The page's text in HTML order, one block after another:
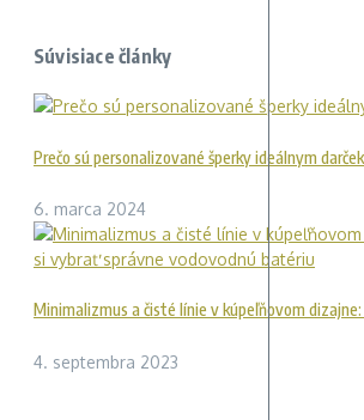
Súvisiace články
Prečo sú personalizované šperky ideálnym
6. marca 2024
Minimalizmus a čisté línie v kúpeľňovom
4. septembra 2023